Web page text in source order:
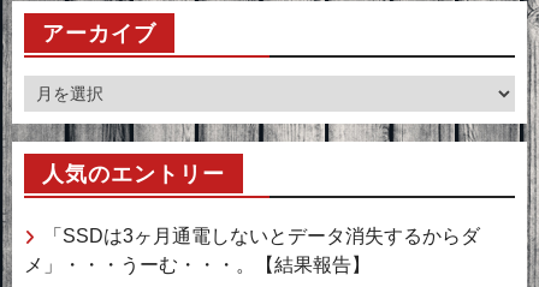
アーカイブ
ア
ー
カ
ブ
人気のエントリー
「SSDは3ヶ月通電しないとデータ消失するからダ
メ」・・・うーむ・・・。【結果報告】